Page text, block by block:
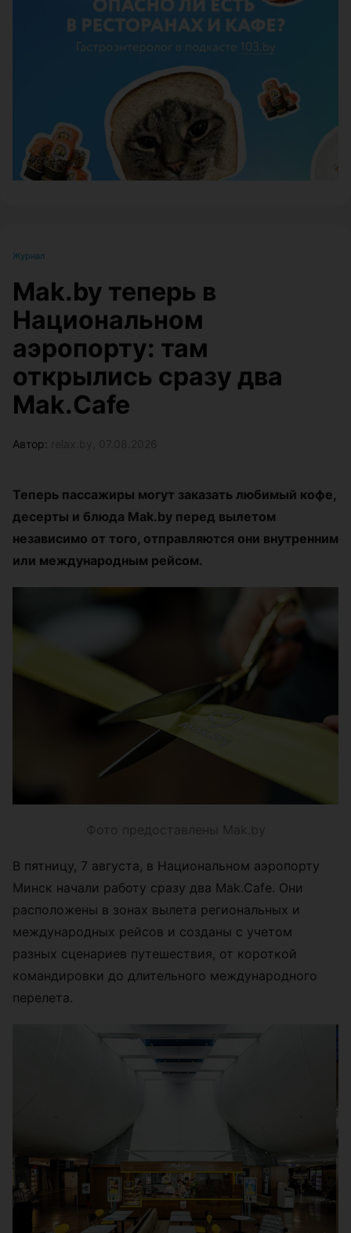
Журнал
Mak.by теперь в
Национальном
аэропорту: там
открылись сразу два
Mak.Cafe
Автор:
Теперь пассажиры могут заказать любимый кофе,
десерты и блюда Mak.by перед вылетом
независимо от того, отправляются они внутренним
или международным рейсом.
Фото предоставлены Mak.by
В пятницу, 7 августа, в Национальном аэропорту
Минск начали работу сразу два Mak.Cafe. Они
расположены в зонах вылета региональных и
международных рейсов и созданы с учетом
разных сценариев путешествия, от короткой
командировки до длительного международного
перелета.